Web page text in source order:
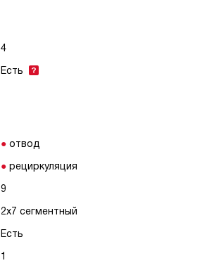
4
Есть
отвод
рециркуляция
9
2х7 сегментный
Есть
1